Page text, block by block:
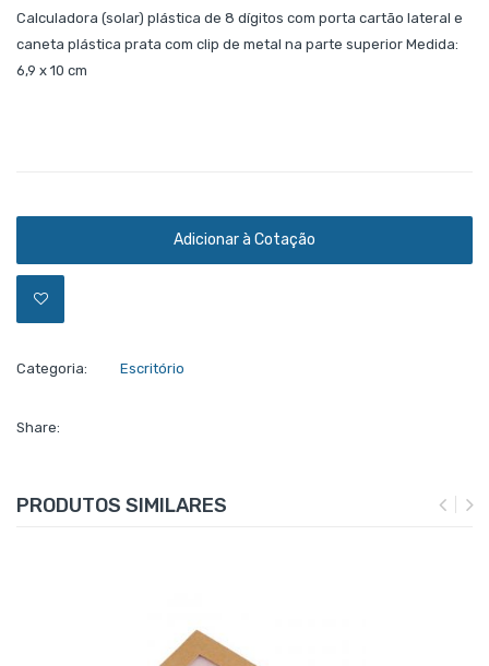
Calculadora (solar) plástica de 8 dígitos com porta cartão lateral e
caneta plástica prata com clip de metal na parte superior Medida:
6,9 x 10 cm
Adicionar à Cotação
Categoria: Escritório
Share:
PRODUTOS SIMILARES